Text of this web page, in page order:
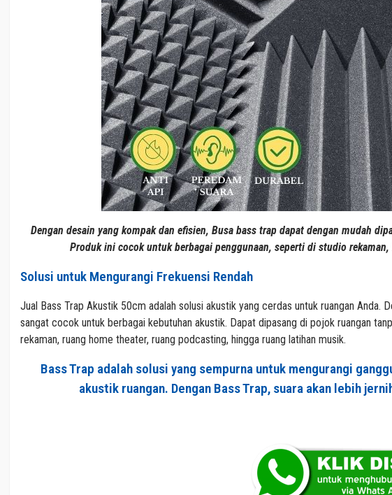
Dengan desain yang kompak dan efisien, Busa bass trap dapat dengan mudah
Produk ini cocok untuk berbagai penggunaan, seperti di studio
Solusi untuk Mengurangi Frekuensi Rendah
Jual Bass Trap Akustik 50cm adalah solusi akustik yang cerdas untuk ruangan Anda.
sangat cocok untuk berbagai kebutuhan akustik. Dapat dipasang di pojok ruangan
rekaman, ruang home theater, ruang podcasting, hingga ruang latihan musik.
Bass Trap adalah solusi yang sempurna untuk mengurangi
akustik ruangan. Dengan Bass Trap, suara akan lebih